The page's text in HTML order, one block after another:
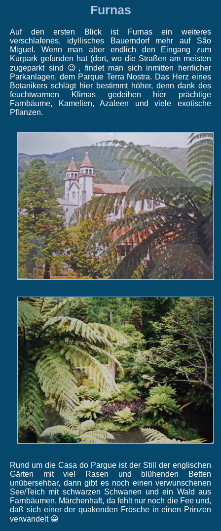
Furnas
Auf den ersten Blick ist Furnas ein weiteres
verschlafenes, idyllisches Bauerndorf mehr auf São
Miguel. Wenn man aber endlich den Eingang zum
Kurpark gefunden hat (dort, wo die Straßen am meisten
zugeparkt sind 😉, findet man sich inmitten herrlicher
Parkanlagen, dem Parque Terra Nostra. Das Herz eines
Botanikers schlägt hier bestimmt höher, denn dank des
feuchtwarmen Klimas gedeihen hier prächtige
Farnbäume, Kamelien, Azaleen und viele exotische
Pflanzen.
Rund um die Casa do Pargue ist der Still der englischen
Gärten mit viel Rasen und blühenden Betten
unübersehbar, dann gibt es noch einen verwunschenen
See/Teich mit schwarzen Schwanen und ein Wald aus
Farnbäumen. Märchenhaft, da fehlt nur noch die Fee und,
daß sich einer der quakenden Frösche in einen Prinzen
verwandelt 😀